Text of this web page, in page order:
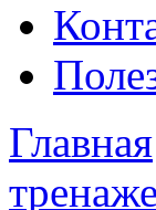
Главная